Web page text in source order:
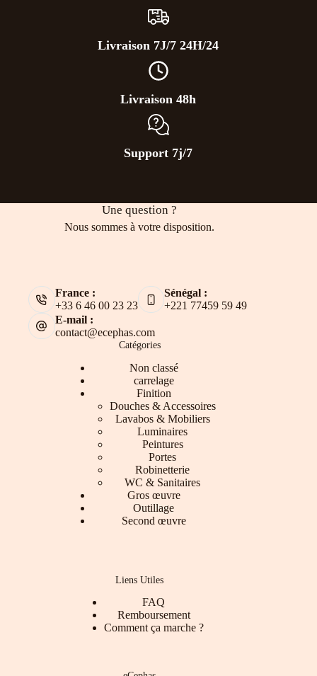
Livraison 7J/7 24H/24
Livraison 48h
Support 7j/7
Une question ?
Nous sommes à votre disposition.
France :
+33 6 46 00 23 23
Sénégal :
+221 77459 59 49
E-mail :
contact@ecephas.com
Catégories
Non classé
carrelage
Finition
Douches & Accessoires
Lavabos & Mobiliers
Luminaires
Peintures
Portes
Robinetterie
WC & Sanitaires
Gros œuvre
Outillage
Second œuvre
Liens Utiles
FAQ
Remboursement
Comment ça marche ?